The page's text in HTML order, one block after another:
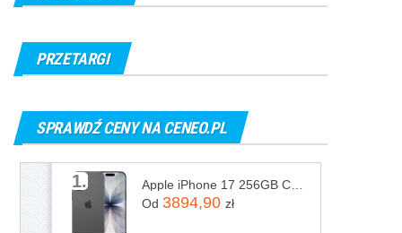
PRZETARGI
SPRAWDŹ CENY NA CENEO.PL
1.
Od 3894,90 zł